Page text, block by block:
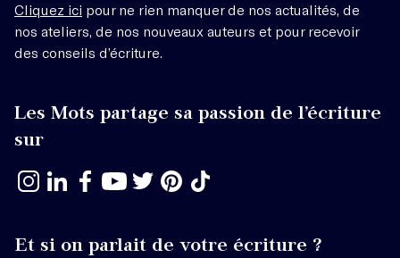
Cliquez ici pour ne rien manquer de nos actualités, de
nos ateliers, de nos nouveaux auteurs et pour recevoir
des conseils d’écriture.
Les Mots partage sa passion de l’écriture
sur
Et si on parlait de votre écriture ?